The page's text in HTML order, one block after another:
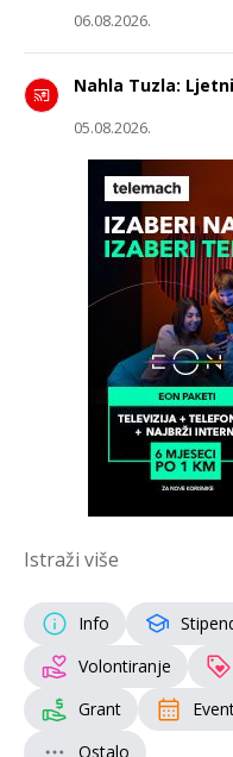
06.08.2026.
Nahla Tuzla:
05.08.2026.
Istraži više
Info
Volontiranje
Grant
Ostalo